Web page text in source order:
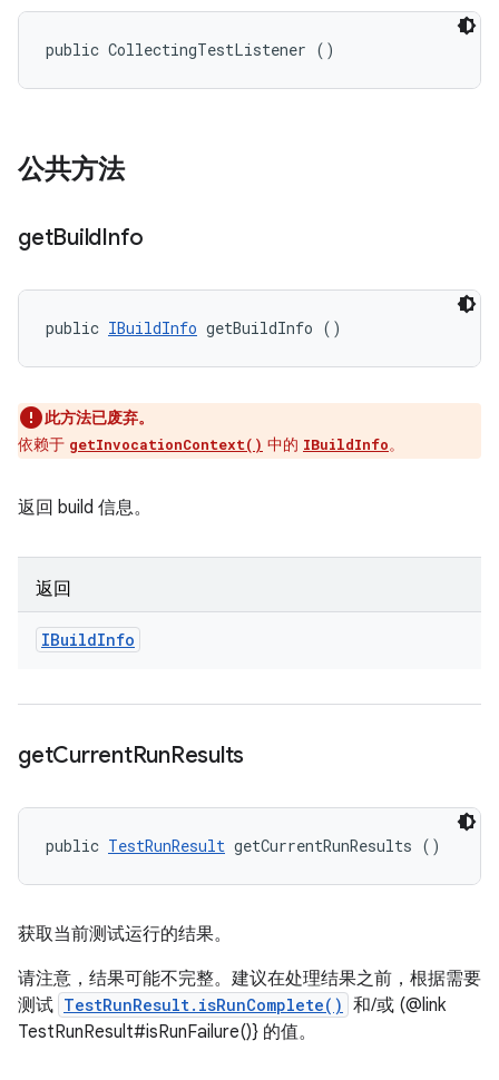
public CollectingTestListener ()
公共方法
getBuildInfo
public IBuildInfo getBuildInfo ()
此方法已废弃。
依赖于 getInvocationContext() 中的 IBuildInfo。
返回 build 信息。
返回
IBuildInfo
getCurrentRunResults
public TestRunResult getCurrentRunResults ()
获取当前测试运行的结果。
请注意，结果可能不完整。建议在处理结果之前，根据需要
测试 TestRunResult.isRunComplete() 和/或 (@link
TestRunResult#isRunFailure()} 的值。